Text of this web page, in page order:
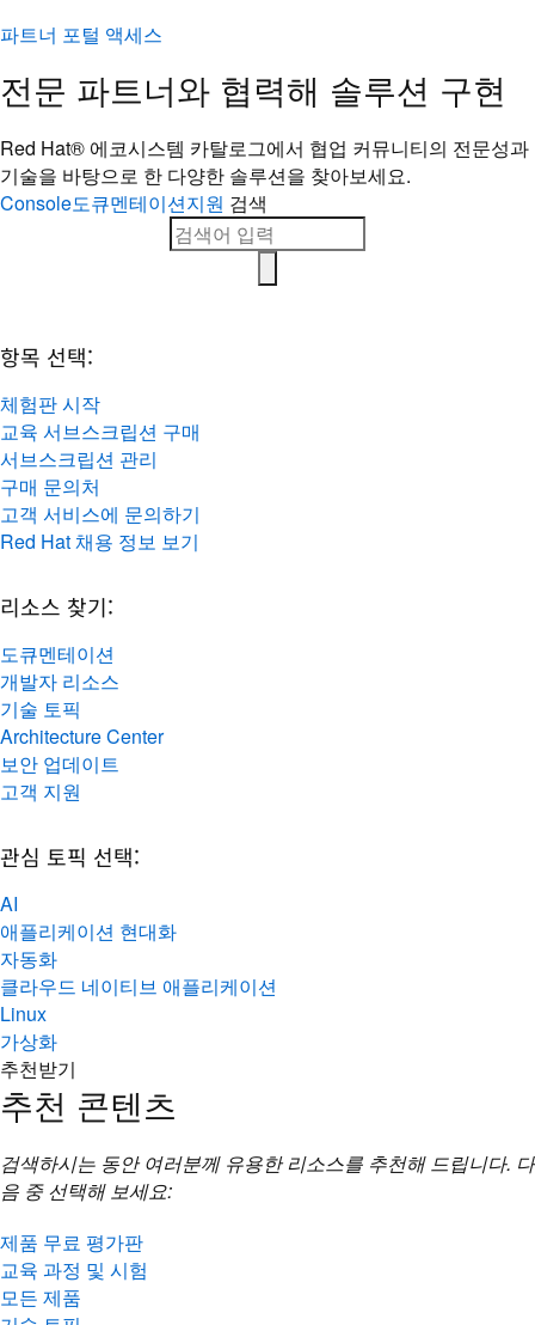
파트너 포털 액세스
전문 파트너와 협력해 솔루션 구현
Red Hat® 에코시스템 카탈로그에서 협업 커뮤니티의 전문성과
기술을 바탕으로 한 다양한 솔루션을 찾아보세요.
Console도큐멘테이션지원 검색
항목 선택:
체험판 시작
교육 서브스크립션 구매
서브스크립션 관리
구매 문의처
고객 서비스에 문의하기
Red Hat 채용 정보 보기
리소스 찾기:
도큐멘테이션
개발자 리소스
기술 토픽
Architecture Center
보안 업데이트
고객 지원
관심 토픽 선택:
AI
애플리케이션 현대화
자동화
클라우드 네이티브 애플리케이션
Linux
가상화
추천받기
추천 콘텐츠
검색하시는 동안 여러분께 유용한 리소스를 추천해 드립니다. 다
음 중 선택해 보세요:
제품 무료 평가판
교육 과정 및 시험
모든 제품